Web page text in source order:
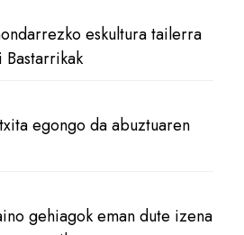
eskultura tailerra
egongo da abuztuaren
gehiagok eman dute izena